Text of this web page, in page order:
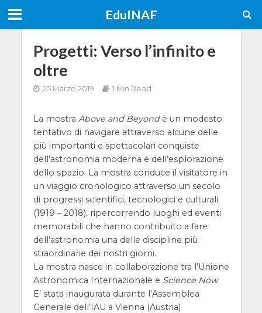
EduINAF
Progetti: Verso l’infinito e
oltre
25 Marzo 2019 1 Min Read
La mostra Above and Beyondè un modesto
tentativo di navigare attraverso alcune delle
più importanti e spettacolari conquiste
dell’astronomia moderna e dell’esplorazione
dello spazio. La mostra conduce il visitatore in
un viaggio cronologico attraverso un secolo
di progressi scientifici, tecnologici e culturali
(1919 – 2018), ripercorrendo luoghi ed eventi
memorabili che hanno contribuito a fare
dell’astronomia una delle discipline più
straordinarie dei nostri giorni.
La mostra nasce in collaborazione tra l’Unione
Astronomica Internazionale e Science Now.
E’ stata inaugurata durante l’Assemblea
Generale dell’IAU a Vienna (Austria)